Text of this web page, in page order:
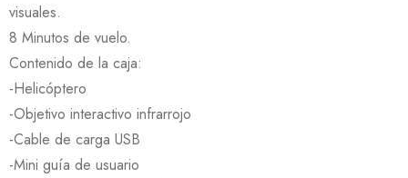
visuales.
8 Minutos de vuelo.
Contenido de la caja:
-Helicóptero
-Objetivo interactivo infrarrojo
-Cable de carga USB
-Mini guía de usuario